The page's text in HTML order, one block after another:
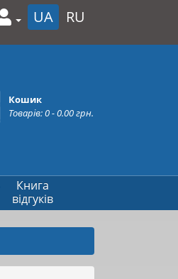
UA RU
Кошик
Товарів: 0 - 0.00 грн.
Книга
відгуків